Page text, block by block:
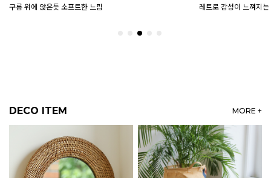
레트로 감성이 느껴지는 딥컬러 모던함의 정석, 베이직
DECO ITEM MORE +